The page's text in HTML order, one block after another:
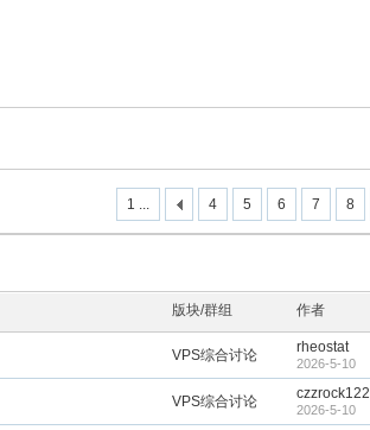
1 ... 4 5 6 7 8
版块/群组 作者
VPS综合讨论 rheostat
2026-5-10
VPS综合讨论 czzrock122
2026-5-10